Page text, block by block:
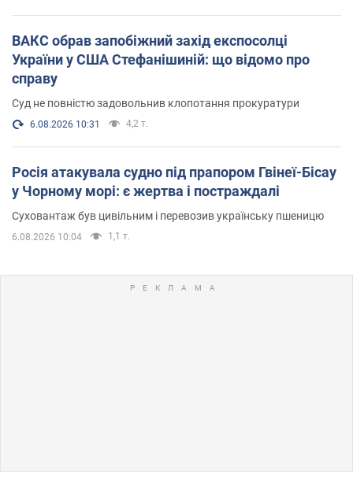
ВАКС обрав запобіжний захід експосолці
України у США Стефанішиній: що відомо про
справу
Суд не повністю задовольнив клопотання прокуратури
6.08.2026 10:31 4,2 т.
Росія атакувала судно під прапором Гвінеї-Бісау
у Чорному морі: є жертва і постраждалі
Суховантаж був цивільним і перевозив українську пшеницю
6.08.2026 10:04 1,1 т.